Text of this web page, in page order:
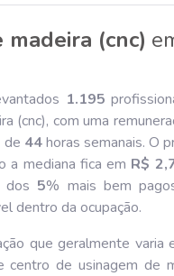
(cnc)
1.195
(cnc), com uma
de 44horas semanais. O
a mediana fica em R$
5% mais bem
dentro da ocupação.
que geralmente varia
centro de usinagem de